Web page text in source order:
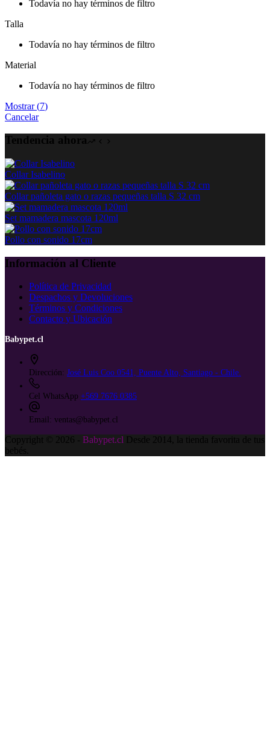
Todavía no hay términos de filtro
Talla
Todavía no hay términos de filtro
Material
Todavía no hay términos de filtro
Mostrar(7)
Cancelar
Tendencia ahora
Collar Isabelino
Collar pañoleta gato o razas pequeñas talla S 32 cm
Set mamadera mascota 120ml
Pollo con sonido 17cm
Información al Cliente
Política de Privacidad
Despachos y Devoluciones
Términos y Condiciones
Contacto y Ubicación
Babypet.cl
Dirección: José Luis Coo 0541, Puente Alto, Santiago - Chile.
Cel WhatsApp +569 7676 0385
Email: ventas@babypet.cl
Copyright © 2026 - Babypet.cl Desde 2014, la tienda favorita de tus
bebés.